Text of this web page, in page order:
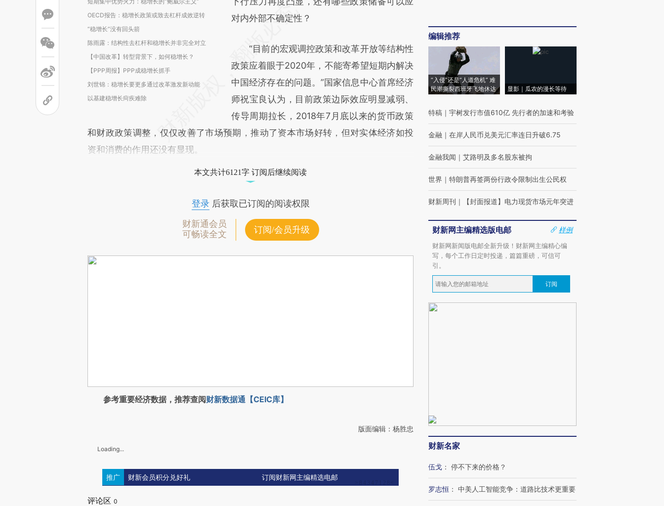
OECD报告：稳增长政策或致去杠杆成效逆转
“稳增长”没有回头箭
陈雨露：结构性去杠杆和稳增长并非完全对立
【中国改革】转型背景下，如何稳增长？
【PPP周报】PPP成稳增长抓手
刘世锦：稳增长要更多通过改革激发新动能
以基建稳增长疴疾难除
对内外部不确定性？
“目前的宏观调控政策和改革开放等结构性
政策应着眼于2020年，不能寄希望短期内解决
中国经济存在的问题。”国家信息中心首席经济
师祝宝良认为，目前政策边际效应明显减弱、
传导周期拉长，2018年7月底以来的货币政策
和财政政策调整，仅仅改善了市场预期，推动了资本市场好转，但对实体经济如投
资和消费的作用还没有显现。
本文共计6121字 订阅后继续阅读
登录后获取已订阅的阅读权限
财新通会员
可畅读全文
订阅/会员升级
参考重要经济数据，推荐查阅财新数据通【CEIC库】
版面编辑：杨胜忠
Loading...
推广 财新会员积分兑好礼 订阅财新网主编精选电邮
评论区 0
编辑推荐
“入侵”还是“人道危机” 难
民潮撕裂西班牙飞地休达
显影｜瓜农的漫长等待
特稿 ｜ 宇树发行市值610亿 先行者的加速和考验
金融 ｜ 在岸人民币兑美元汇率连日升破6.75
金融我闻 ｜ 艾路明及多名股东被拘
世界 ｜ 特朗普再签两份行政令限制出生公民权
财新周刊 ｜ 【封面报道】电力现货市场元年突进
财新网主编精选版电邮
样例
财新网新闻版电邮全新升级！财新网主编精心编
写，每个工作日定时投递，篇篇重磅，可信可
引。
订阅
财新名家
伍戈 ： 停不下来的价格？
罗志恒 ： 中美人工智能竞争：道路比技术更重要